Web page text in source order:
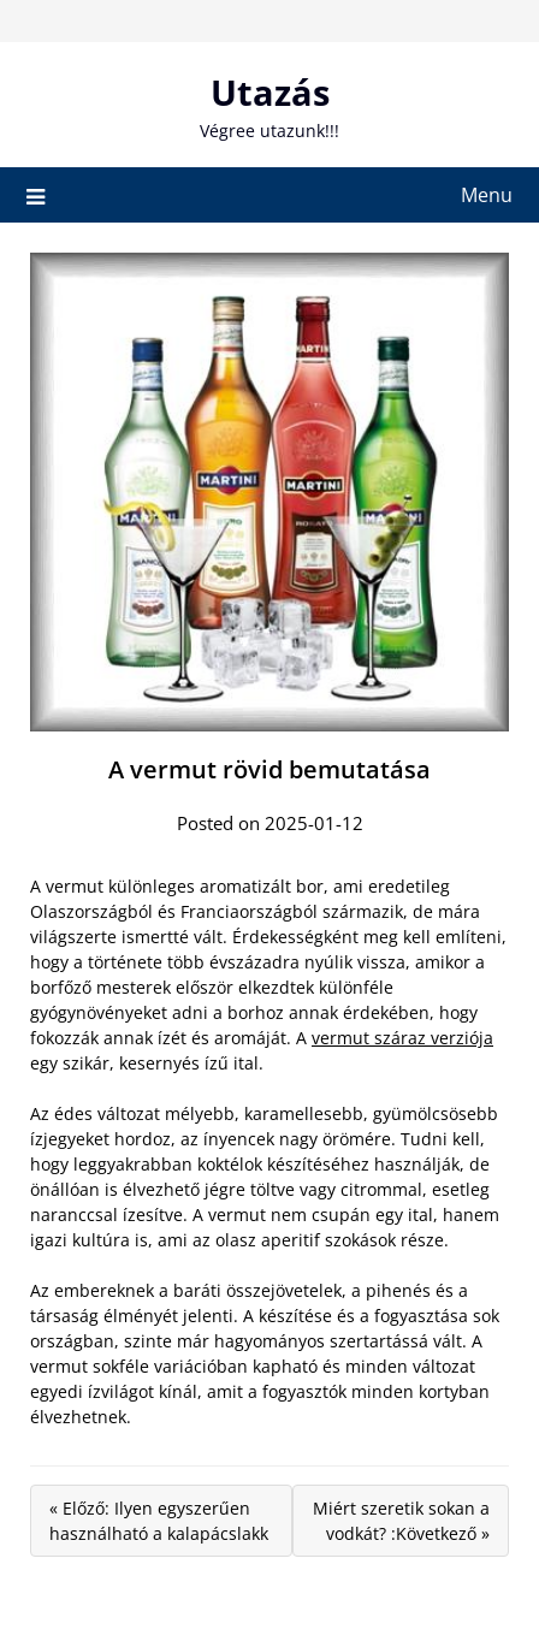
Utazás
Végree utazunk!!!
Menu
A vermut rövid bemutatása
Posted on 2025-01-12
A vermut különleges aromatizált bor, ami eredetileg
Olaszországból és Franciaországból származik, de mára
világszerte ismertté vált. Érdekességként meg kell említeni,
hogy a története több évszázadra nyúlik vissza, amikor a
borfőző mesterek először elkezdtek különféle
gyógynövényeket adni a borhoz annak érdekében, hogy
fokozzák annak ízét és aromáját. A vermut száraz verziója
egy szikár, kesernyés ízű ital.
Az édes változat mélyebb, karamellesebb, gyümölcsösebb
ízjegyeket hordoz, az ínyencek nagy örömére. Tudni kell,
hogy leggyakrabban koktélok készítéséhez használják, de
önállóan is élvezhető jégre töltve vagy citrommal, esetleg
naranccsal ízesítve. A vermut nem csupán egy ital, hanem
igazi kultúra is, ami az olasz aperitif szokások része.
Az embereknek a baráti összejövetelek, a pihenés és a
társaság élményét jelenti. A készítése és a fogyasztása sok
országban, szinte már hagyományos szertartássá vált. A
vermut sokféle variációban kapható és minden változat
egyedi ízvilágot kínál, amit a fogyasztók minden kortyban
élvezhetnek.
« Előző: Ilyen egyszerűen
használható a kalapácslakk
Miért szeretik sokan a
vodkát? :Következő »